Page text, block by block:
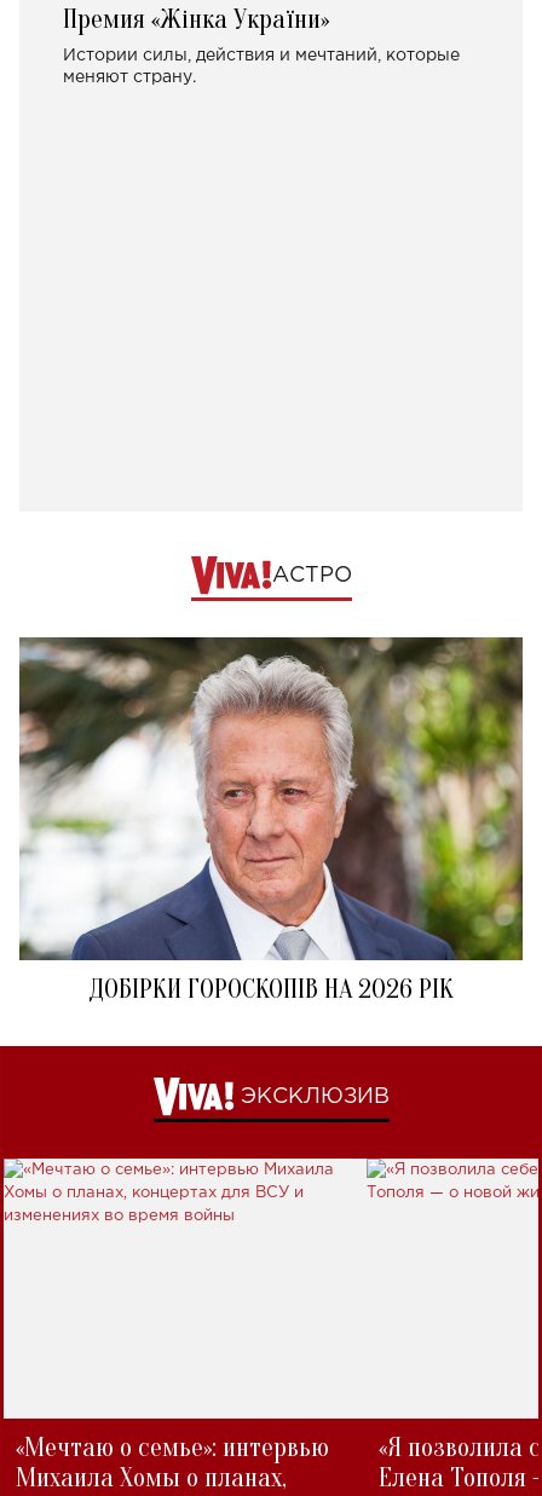
Премия «Жінка України»
Истории силы, действия и мечтаний, которые
меняют страну.
АСТРО
ДОБІРКИ ГОРОСКОПІВ НА 2026 РІК
ЭКСКЛЮЗИВ
«Мечтаю о семье»: интервью
Михаила Хомы о планах,
«Я позволила
Елена Тополя